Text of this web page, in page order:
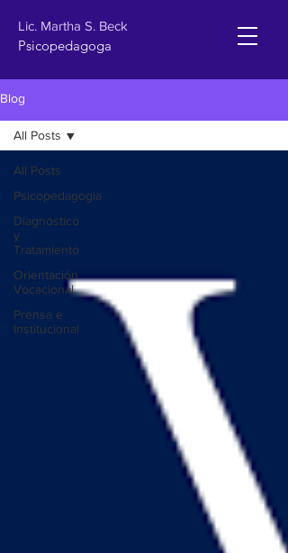
Lic. Martha S. Beck
Psicopedagoga
Blog
All Posts
Psicopedagogia
Diagnóstico
y
Tratamiento
Orientación
Vocacional
Prensa e
Institucional
All Posts